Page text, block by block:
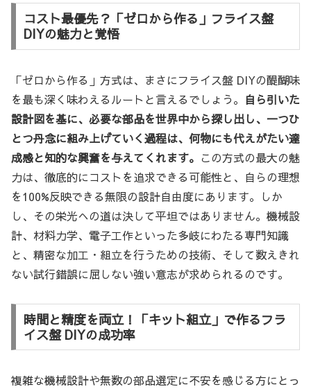
コスト最優先？「ゼロから作る」フライス盤
DIYの魅力と覚悟
「ゼロから作る」方式は、まさにフライス盤 DIYの醍醐味
を最も深く味わえるルートと言えるでしょう。 自ら引いた
設計図を基に、必要な部品を世界中から探し出し、一つひ
とつ丹念に組み上げていく過程は、何物にも代えがたい達
成感と知的な興奮を与えてくれます。 この方式の最大の魅
力は、徹底的にコストを追求できる可能性と、自らの理想
を100%反映できる無限の設計自由度にあります。しか
し、その栄光への道は決して平坦ではありません。機械設
計、材料力学、電子工作といった多岐にわたる専門知識
と、精密な加工・組立を行うための技術、そして数えきれ
ない試行錯誤に屈しない強い意志が求められるのです。
時間と精度を両立！「キット組立」で作るフラ
イス盤 DIYの成功率
複雑な機械設計や無数の部品選定に不安を感じる方にとっ